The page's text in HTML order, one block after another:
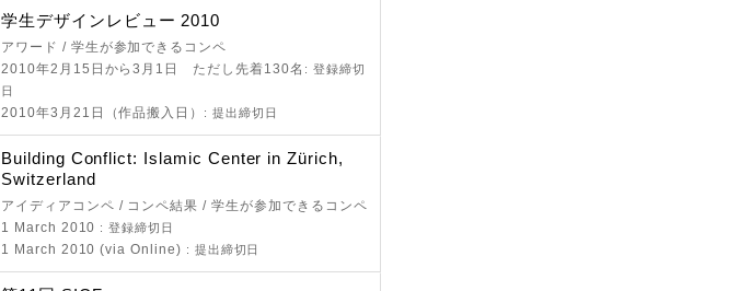
学生デザインレビュー 2010
アワード / 学生が参加できるコンペ
2010年2月15日から3月1日 ただし先着130名 : 登録締切
日
2010年3月21日（作品搬入日） : 提出締切日
Building Conflict: Islamic Center in Zürich,
Switzerland
アイディアコンペ / コンペ結果 / 学生が参加できるコンペ
1 March 2010 : 登録締切日
1 March 2010 (via Online) : 提出締切日